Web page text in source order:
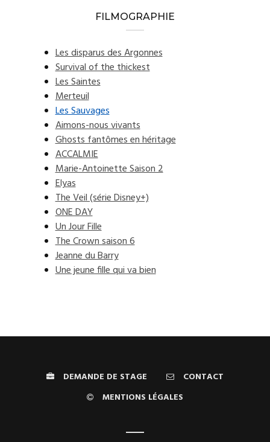
FILMOGRAPHIE
Les disparus des Argonnes
Survival of the thickest
Les Saintes
Merteuil
Les Sauvages
Aimons-nous vivants
Ghosts fantômes en héritage
ACCALMIE
Marie-Antoinette Saison 2
Elyas
The Veil (série Disney+)
ONE DAY
Un Jour Fille
The Crown saison 6
Jeanne du Barry
Une jeune fille qui va bien
DEMANDE DE STAGE
CONTACT
MENTIONS LÉGALES